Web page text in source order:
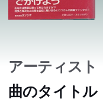
アーティスト
曲のタイトル